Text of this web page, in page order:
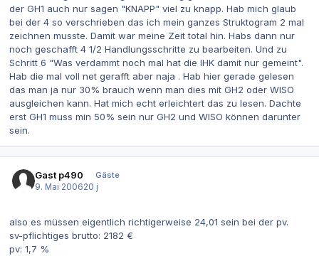
der GH1 auch nur sagen "KNAPP" viel zu knapp. Hab mich glaub
bei der 4 so verschrieben das ich mein ganzes Struktogram 2 mal
zeichnen musste. Damit war meine Zeit total hin. Habs dann nur
noch geschafft 4 1/2 Handlungsschritte zu bearbeiten. Und zu
Schritt 6 "Was verdammt noch mal hat die IHK damit nur gemeint".
Hab die mal voll net gerafft aber naja . Hab hier gerade gelesen
das man ja nur 30% brauch wenn man dies mit GH2 oder WISO
ausgleichen kann. Hat mich echt erleichtert das zu lesen. Dachte
erst GH1 muss min 50% sein nur GH2 und WISO können darunter
sein.
Gast p490
Gäste
9. Mai 200620 j
also es müssen eigentlich richtigerweise 24,01 sein bei der pv.
sv-pflichtiges brutto: 2182 €
pv: 1,7 %